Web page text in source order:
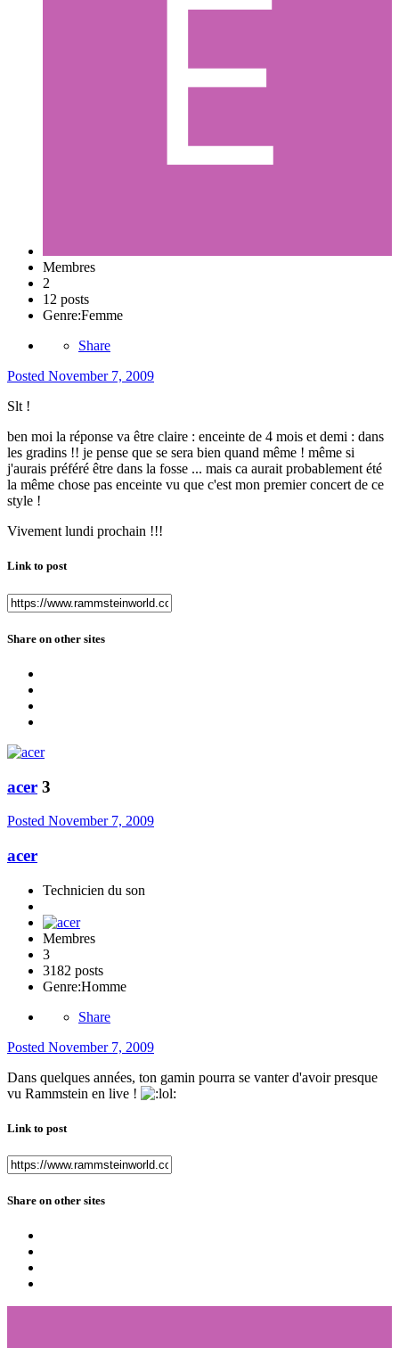
Membres
2
12 posts
Genre:Femme
Share
Posted November 7, 2009
Slt !
ben moi la réponse va être claire : enceinte de 4 mois et demi : dans
les gradins !! je pense que se sera bien quand même ! même si
j'aurais préféré être dans la fosse ... mais ca aurait probablement été
la même chose pas enceinte vu que c'est mon premier concert de ce
style !
Vivement lundi prochain !!!
Link to post
Share on other sites
acer 3
Posted November 7, 2009
acer
Technicien du son
Membres
3
3182 posts
Genre:Homme
Share
Posted November 7, 2009
Dans quelques années, ton gamin pourra se vanter d'avoir presque
vu Rammstein en live !
Link to post
Share on other sites